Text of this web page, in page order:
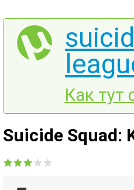
Как тут
Suicide Squad: